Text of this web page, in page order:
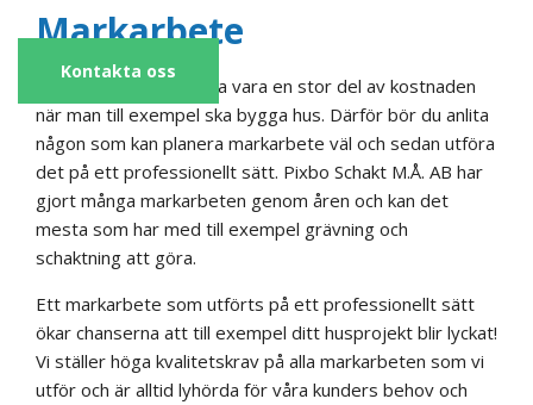
Kontakta oss
Markarbete
Markarbete brukar ofta vara en stor del av kostnaden
när man till exempel ska bygga hus. Därför bör du anlita
någon som kan planera markarbete väl och sedan utföra
det på ett professionellt sätt. Pixbo Schakt M.Å. AB har
gjort många markarbeten genom åren och kan det
mesta som har med till exempel grävning och
schaktning att göra.
Ett markarbete som utförts på ett professionellt sätt
ökar chanserna att till exempel ditt husprojekt blir lyckat!
Vi ställer höga kvalitetskrav på alla markarbeten som vi
utför och är alltid lyhörda för våra kunders behov och